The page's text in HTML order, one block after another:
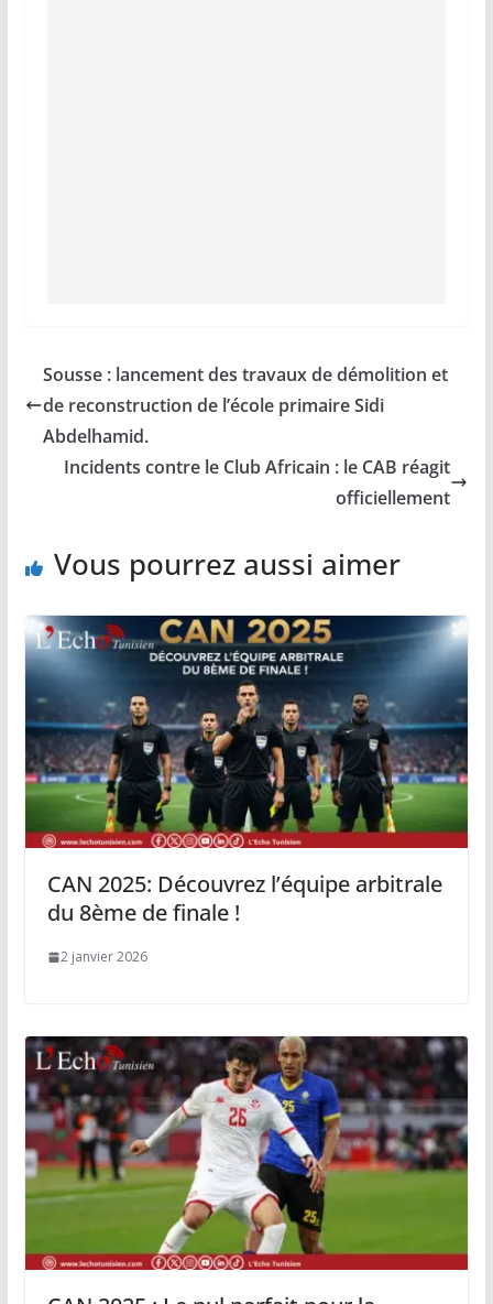
Sousse : lancement des travaux de démolition et
de reconstruction de l’école primaire Sidi
Abdelhamid.
Incidents contre le Club Africain : le CAB réagit
officiellement
Vous pourrez aussi aimer
CAN 2025: Découvrez l’équipe arbitrale
du 8ème de finale !
2 janvier 2026